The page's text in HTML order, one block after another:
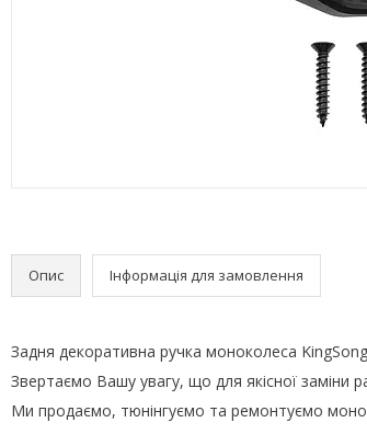
Опис Інформація для замовлення
Задня декоративна ручка моноколеса
Звертаємо Вашу увагу, що для якісної заміни
Ми продаємо, тюнінгуємо та ремонтуємо